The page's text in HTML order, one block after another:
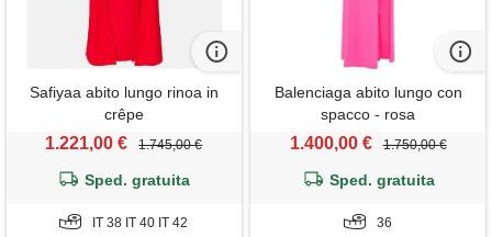
Safiyaa abito lungo rinoa in
crêpe
1.221,00 € 1.745,00 €
Sped. gratuita
IT 38 IT 40 IT 42
Balenciaga abito lungo con
spacco - rosa
1.400,00 € 1.750,00 €
Sped. gratuita
36